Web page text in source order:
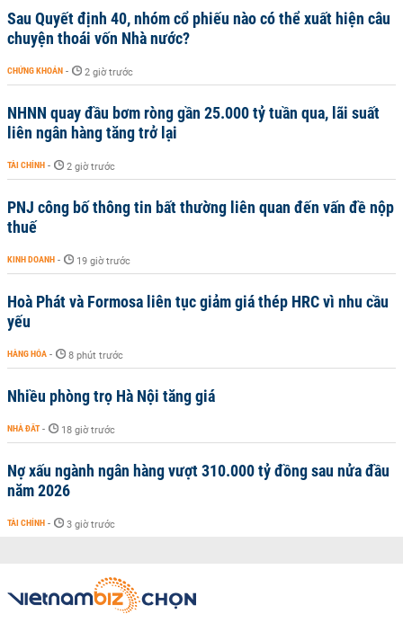
Sau Quyết định 40, nhóm cổ phiếu nào có thể xuất hiện câu
chuyện thoái vốn Nhà nước?
CHỨNG KHOÁN - 2 giờ trước
NHNN quay đầu bơm ròng gần 25.000 tỷ tuần qua, lãi suất
liên ngân hàng tăng trở lại
TÀI CHÍNH - 2 giờ trước
PNJ công bố thông tin bất thường liên quan đến vấn đề nộp
thuế
KINH DOANH - 19 giờ trước
Hoà Phát và Formosa liên tục giảm giá thép HRC vì nhu cầu
yếu
HÀNG HÓA - 8 phút trước
Nhiều phòng trọ Hà Nội tăng giá
NHÀ ĐẤT - 18 giờ trước
Nợ xấu ngành ngân hàng vượt 310.000 tỷ đồng sau nửa đầu
năm 2026
TÀI CHÍNH - 3 giờ trước